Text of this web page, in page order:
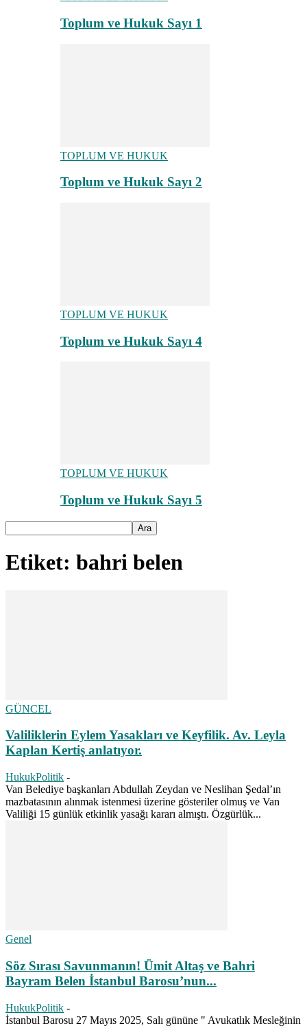
Toplum ve Hukuk Sayı 1
TOPLUM VE HUKUK
Toplum ve Hukuk Sayı 2
TOPLUM VE HUKUK
Toplum ve Hukuk Sayı 4
TOPLUM VE HUKUK
Toplum ve Hukuk Sayı 5
Etiket: bahri belen
GÜNCEL
Valiliklerin Eylem Yasakları ve Keyfilik. Av. Leyla
Kaplan Kertiş anlatıyor.
HukukPolitik -
Van Belediye başkanları Abdullah Zeydan ve Neslihan Şedal’ın
mazbatasının alınmak istenmesi üzerine gösteriler olmuş ve Van
Valiliği 15 günlük etkinlik yasağı kararı almıştı. Özgürlük...
Genel
Söz Sırası Savunmanın! Ümit Altaş ve Bahri
Bayram Belen İstanbul Barosu’nun...
HukukPolitik -
İstanbul Barosu 27 Mayıs 2025, Salı gününe " Avukatlık Mesleğinin